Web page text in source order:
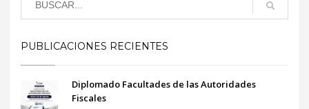
PUBLICACIONES RECIENTES
Diplomado Facultades de las Autoridades
Fiscales